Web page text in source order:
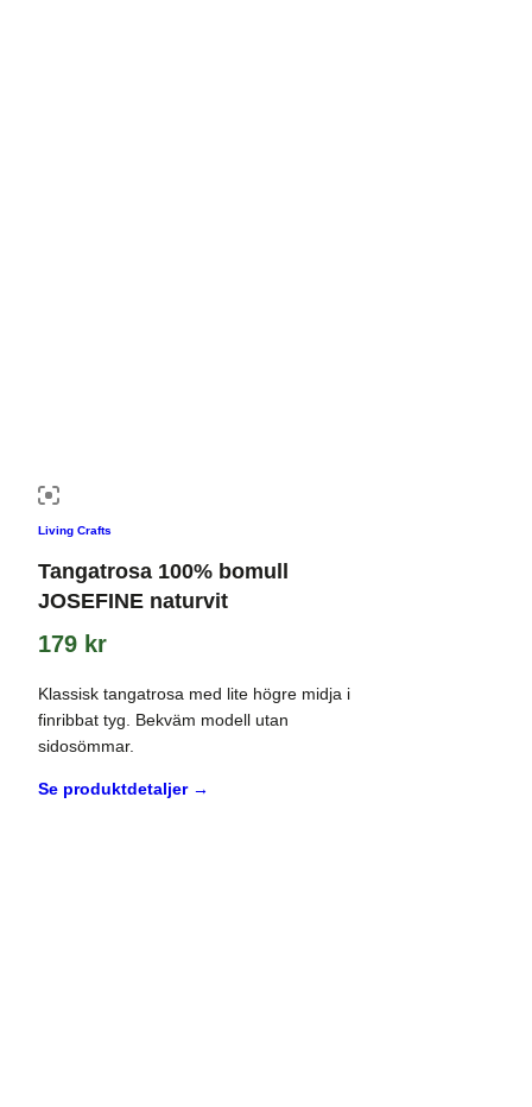
Living Crafts
Tangatrosa 100% bomull
JOSEFINE naturvit
179 kr
Klassisk tangatrosa med lite högre midja i
finribbat tyg. Bekväm modell utan
sidosömmar.
Se produktdetaljer →